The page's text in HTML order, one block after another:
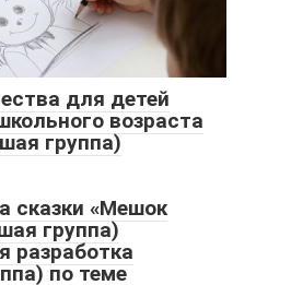
для детей
возраста
группа)
сказки «Мешок
группа)
разработка
по теме